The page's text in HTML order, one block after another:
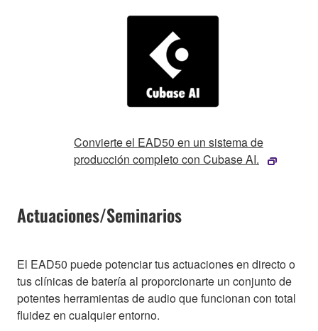
Convierte el EAD50 en un sistema de
producción completo con Cubase AI.
Actuaciones/Seminarios
El EAD50 puede potenciar tus actuaciones en directo o
tus clínicas de batería al proporcionarte un conjunto de
potentes herramientas de audio que funcionan con total
fluidez en cualquier entorno.